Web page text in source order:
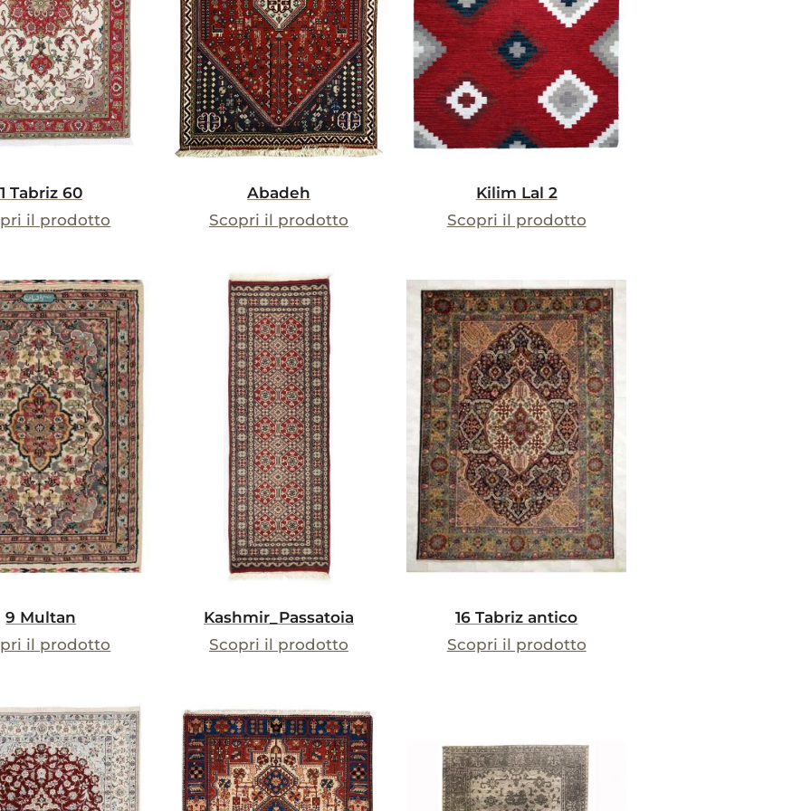
1 Tabriz 60
il prodotto
Abadeh
Scopri il prodotto
Kilim Lal 2
Scopri il prodotto
9 Multan
il prodotto
Kashmir_Passatoia
Scopri il prodotto
16 Tabriz antico
Scopri il prodotto